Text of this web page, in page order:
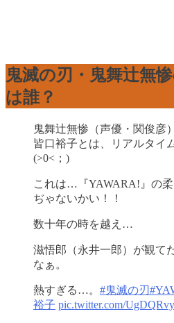
鬼滅の刃・鬼舞辻無
は誰？
鬼舞辻無惨（声優・関俊彦
皆口裕子とは、リアルタイ
(>0<；)
これは…『YAWARA!』の
ぢゃないかい！！
数十年の時を越え…
滋悟郎（永井一郎）が観て
なぁ。
熱すぎる…。 #鬼滅の刃
裕子 pic.twitter.com/